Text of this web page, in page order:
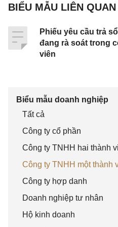
[09.2]. Số CMND/ Hộ
[10]. Mã số hộ
……………………………….
sung Phụ lục đính kèm tờ
[11]. Mức tiền
[13]. Nơi đăng ký khám
[14]. Nội dung
BIỂU MẪU LIÊN QUAN
Phiếu yêu cầu trả
đang rà soát trong
viên
Biểu mẫu doanh nghiệp
Tất cả
Công ty cổ phần
Công ty TNHH hai thành
Công ty TNHH một thành
Công ty hợp danh
Doanh nghiệp tư nhân
Hộ kinh doanh